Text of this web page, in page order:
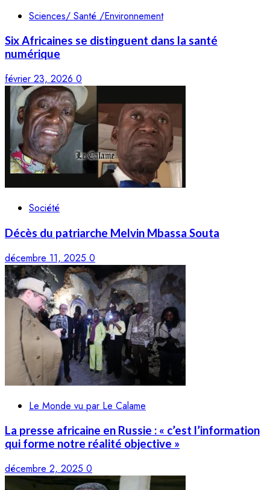
Sciences/ Santé /Environnement
Six Africaines se distinguent dans la santé
numérique
février 23, 2026 0
Société
Décès du patriarche Melvin Mbassa Souta
décembre 11, 2025 0
Le Monde vu par Le Calame
La presse africaine en Russie : « c’est l’information
qui forme notre réalité objective »
décembre 2, 2025 0